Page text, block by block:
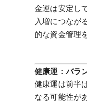
金運は安定し
入増につなが
的な資金管理
健康運：バラ
健康運は前半
なる可能性が